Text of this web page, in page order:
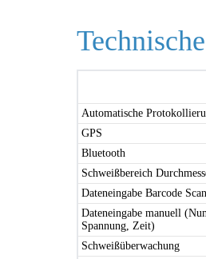
Automatische
GPS
Bluetooth
Schweißbereich
Dateneingabe Barcode
Dateneingabe manuell
Spannung, Zeit)
Schweißüberwachung